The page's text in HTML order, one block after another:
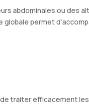
abdominales ou des
permet
traiter efficacement